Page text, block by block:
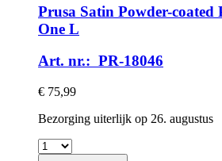
Prusa Satin Powder-​coated
One L
Art. nr.: PR-18046
€ 75,99
Bezorging uiterlijk op 26. augustus